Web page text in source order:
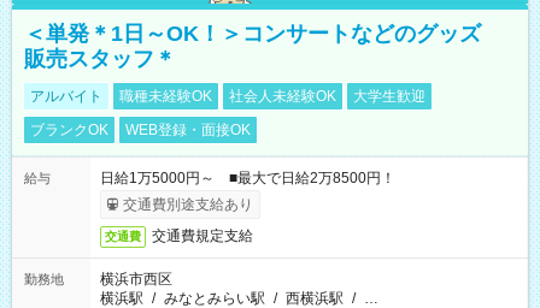
＜単発＊1日～OK！＞コンサートなどのグッズ
販売スタッフ＊
アルバイト 職種未経験OK 社会人未経験OK
大学生歓迎
ブランクOK
WEB登録・面接OK
給与
日給1万5000円～ ■最大で日給2万8500円！
交通費別途支給あり
交通費 交通費規定支給
勤務地
横浜市西区
横浜駅 / みなとみらい駅 / 西横浜駅 / …